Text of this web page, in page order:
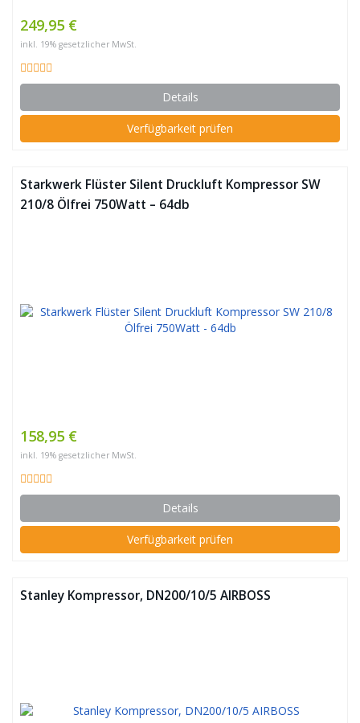
249,95 €
inkl. 19% gesetzlicher MwSt.
Details
Verfügbarkeit prüfen
Starkwerk Flüster Silent Druckluft Kompressor SW
210/8 Ölfrei 750Watt – 64db
158,95 €
inkl. 19% gesetzlicher MwSt.
Details
Verfügbarkeit prüfen
Stanley Kompressor, DN200/10/5 AIRBOSS